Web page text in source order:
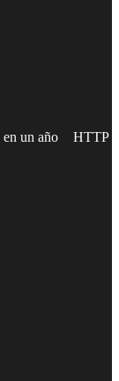
en un año HTTP